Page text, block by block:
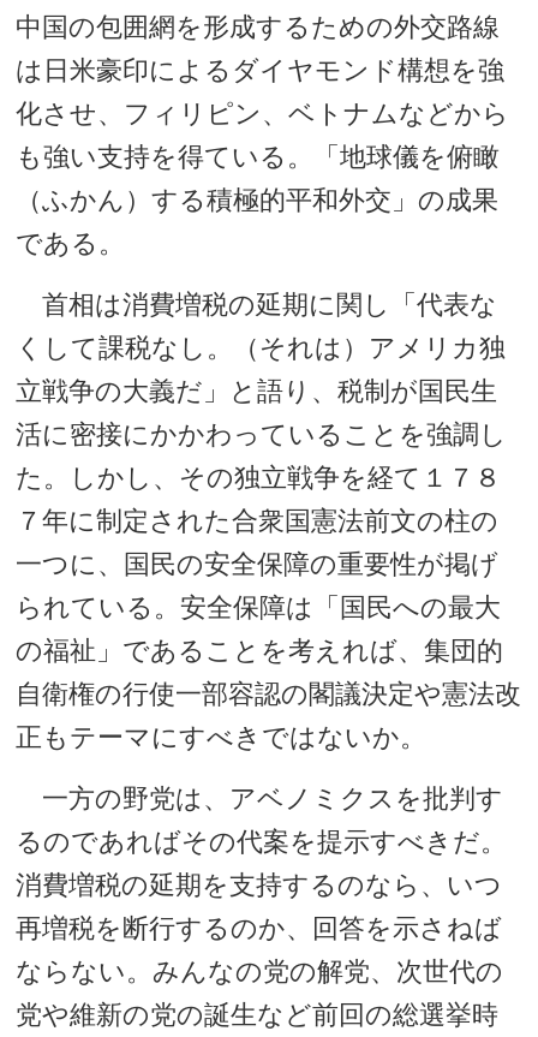
中国の包囲網を形成するための外交路線
は日米豪印によるダイヤモンド構想を強
化させ、フィリピン、ベトナムなどから
も強い支持を得ている。「地球儀を俯瞰
（ふかん）する積極的平和外交」の成果
である。
首相は消費増税の延期に関し「代表な
くして課税なし。（それは）アメリカ独
立戦争の大義だ」と語り、税制が国民生
活に密接にかかわっていることを強調し
た。しかし、その独立戦争を経て１７８
７年に制定された合衆国憲法前文の柱の
一つに、国民の安全保障の重要性が掲げ
られている。安全保障は「国民への最大
の福祉」であることを考えれば、集団的
自衛権の行使一部容認の閣議決定や憲法改
正もテーマにすべきではないか。
一方の野党は、アベノミクスを批判す
るのであればその代案を提示すべきだ。
消費増税の延期を支持するのなら、いつ
再増税を断行するのか、回答を示さねば
ならない。みんなの党の解党、次世代の
党や維新の党の誕生など前回の総選挙時